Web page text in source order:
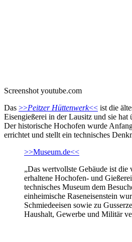
Screenshot youtube.com
Das >>Peitzer Hüttenwerk<< ist die
Eisengießerei in der Lausitz und sie hat
Der historische Hochofen wurde
errichtet und stellt ein technisches
>>Museum.de<<
„Das wertvollste Gebäude ist die
erhaltene Hochofen- und
technisches Museum dem
einheimische Raseneisenstein
Schmiedeeisen sowie zu
Haushalt, Gewerbe und Militär